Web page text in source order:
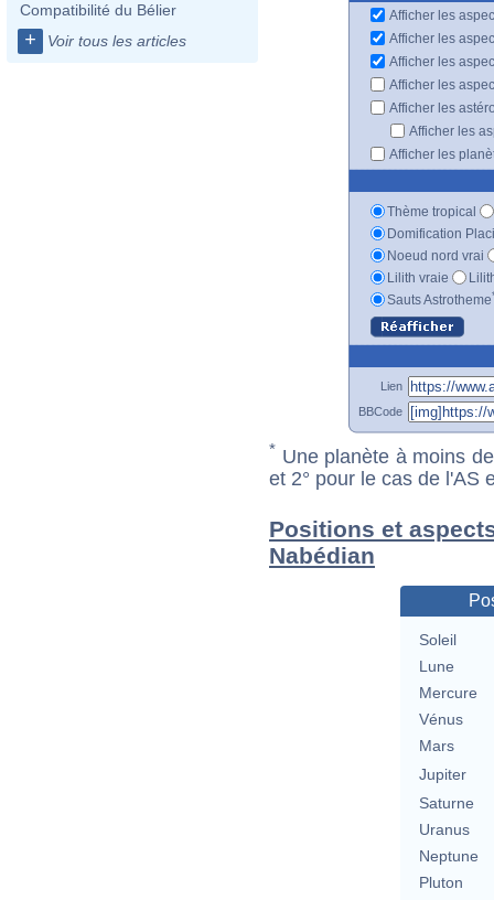
Compatibilité du Bélier
+ Voir tous les articles
Afficher les
Afficher les
Afficher les
Afficher les
Afficher les
Afficher les
Afficher les
Thème tropical
Domification
Noeud nord vrai
Lilith vraie
Sauts Astrotheme
Lien
BBCode
* Une planète à moins
et 2° pour le cas de l'AS
Positions et
Nabédian
Soleil
Lune
Mercure
Vénus
Mars
Jupiter
Saturne
Uranus
Neptune
Pluton